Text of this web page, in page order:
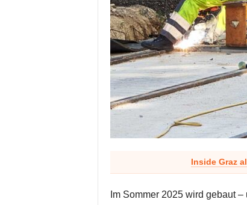
Inside Graz
Im Sommer 2025 wird gebaut